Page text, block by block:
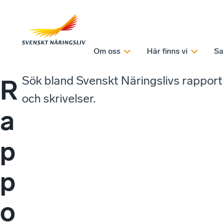
Om oss Här finns vi
R
a
p
p
o
Sök bland Svenskt Näringslivs
och skrivelser.